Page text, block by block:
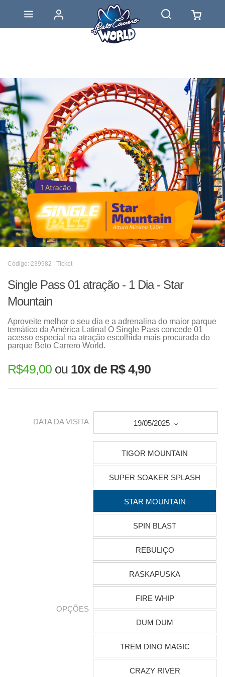
Código: 239982 | Ticket
Single Pass 01 atração - 1 Dia - Star
Mountain
Aproveite melhor o seu dia e a adrenalina do maior parque
temático da América Latina! O Single Pass concede 01
acesso especial na atração escolhida mais procurada do
parque Beto Carrero World.
R$49,00 ou 10x de R$ 4,90
DATA DA VISITA 19/05/2025
OPÇÕES
TIGOR MOUNTAIN
SUPER SOAKER SPLASH
STAR MOUNTAIN
SPIN BLAST
REBULIÇO
RASKAPUSKA
FIRE WHIP
DUM DUM
TREM DINO MAGIC
CRAZY RIVER